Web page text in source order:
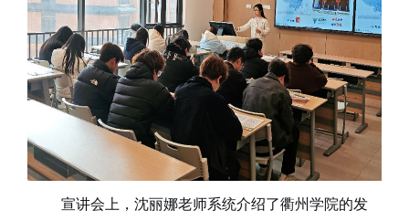
宣讲会上，沈丽娜老师系统介绍了衢州学院的发